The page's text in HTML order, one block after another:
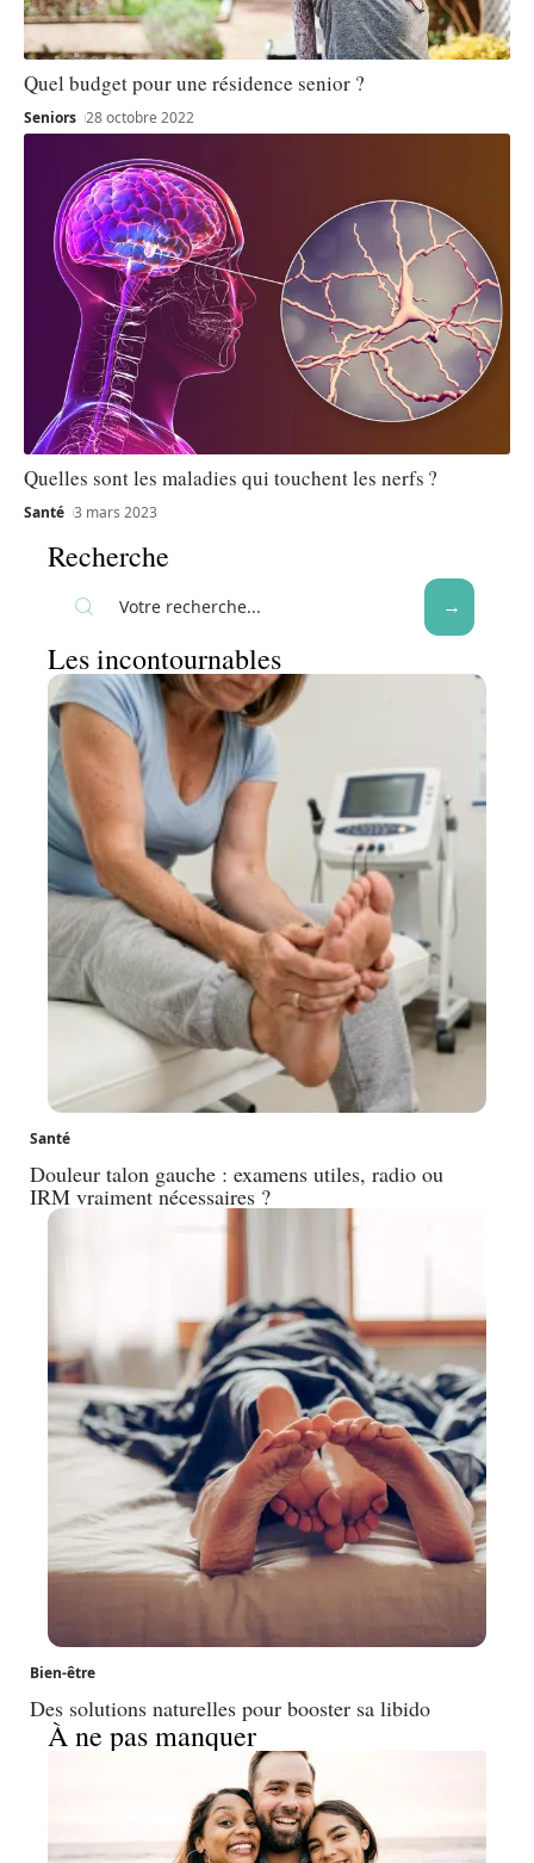
Quel budget pour une résidence senior ?
Seniors 28 octobre 2022
Quelles sont les maladies qui touchent les nerfs ?
Santé 3 mars 2023
Recherche
Les incontournables
Santé
Douleur talon gauche : examens utiles, radio ou
IRM vraiment nécessaires ?
Bien-être
Des solutions naturelles pour booster sa libido
À ne pas manquer